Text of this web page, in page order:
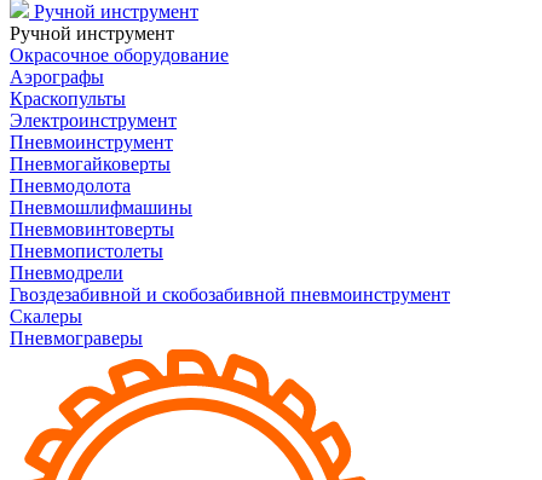
Ручной инструмент
Ручной инструмент
Окрасочное оборудование
Аэрографы
Краскопульты
Электроинструмент
Пневмоинструмент
Пневмогайковерты
Пневмодолота
Пневмошлифмашины
Пневмовинтоверты
Пневмопистолеты
Пневмодрели
Гвоздезабивной и скобозабивной пневмоинструмент
Скалеры
Пневмограверы